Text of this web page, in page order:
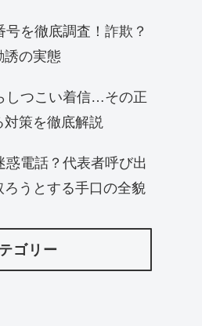
を徹底調査！詐欺？
誘の実態
しつこい着信…その正
策を徹底解説
惑電話？代表者呼び出
ろうとする手口の全貌
ゴリー